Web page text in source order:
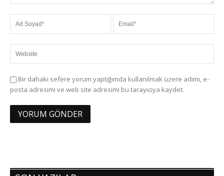
Bir dahaki sefere yorum yaptığımda kullanılmak üzere adımı, e-
posta adresimi ve web site adresimi bu tarayıcıya kaydet.